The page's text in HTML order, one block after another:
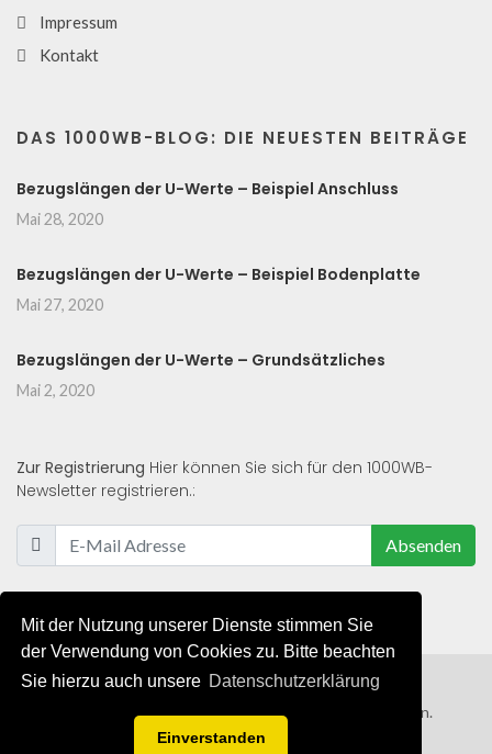
Mit der Nutzung unserer Dienste stimmen Sie
der Verwendung von Cookies zu. Bitte beachten
Sie hierzu auch unsere Datenschutzerklärung
Einverstanden
Impressum
Kontakt
DAS 1000WB-BLOG: DIE NEUESTEN BEITRÄGE
Bezugslängen der U-Werte – Beispiel Anschluss
Mai 28, 2020
Bezugslängen der U-Werte – Beispiel Bodenplatte
Mai 27, 2020
Bezugslängen der U-Werte – Grundsätzliches
Mai 2, 2020
Zur Registrierung Hier können Sie sich für den 1000WB-
Newsletter registrieren.:
Absenden
© 2019 - 2021 - Alle Rechte von 1000WB vorbehalten.
AGB/Datenschutzerklärung